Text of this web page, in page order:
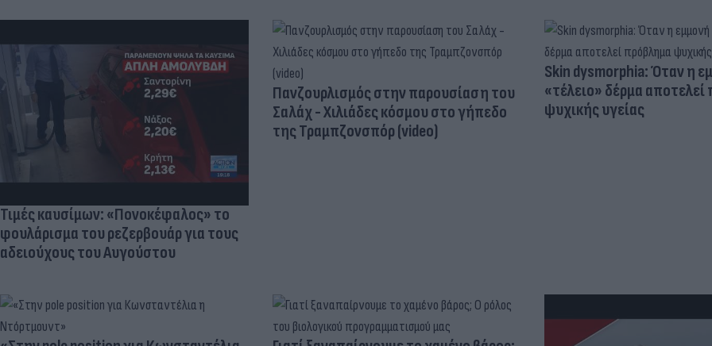
Τιμές καυσίμων: «Πονοκέφαλος» το
φουλάρισμα του ρεζερβουάρ για τους
αδειούχους του Αυγούστου
Πανζουρλισμός στην παρουσίαση του
Σαλάχ - Χιλιάδες κόσμου στο γήπεδο
της Τραμπζονσπόρ (video)
Skin dysmorphia: Όταν η
«τέλειο» δέρμα
ψυχικής υγείας